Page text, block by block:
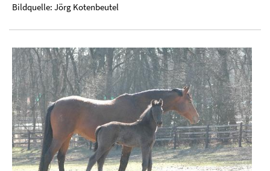
Bildquelle: Jörg Kotenbeutel